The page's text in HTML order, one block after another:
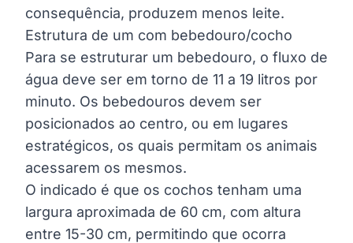
consequência, produzem menos leite.
Estrutura de um com bebedouro/cocho
Para se estruturar um bebedouro, o fluxo de
água deve ser em torno de 11 a 19 litros por
minuto. Os bebedouros devem ser
posicionados ao centro, ou em lugares
estratégicos, os quais permitam os animais
acessarem os mesmos.
O indicado é que os cochos tenham uma
largura aproximada de 60 cm, com altura
entre 15-30 cm, permitindo que ocorra